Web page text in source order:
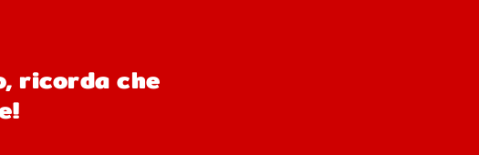
ricorda che